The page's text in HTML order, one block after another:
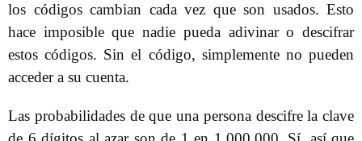
los códigos cambian cada vez que son usados. Esto
hace imposible que nadie pueda adivinar o descifrar
estos códigos. Sin el código, simplemente no pueden
acceder a su cuenta.
Las probabilidades de que una persona descifre la clave